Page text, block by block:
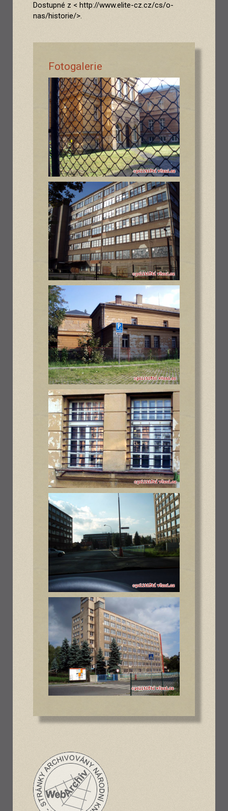
Dostupné z < http://www.elite-cz.cz/cs/o-
nas/historie/>.
Fotogalerie